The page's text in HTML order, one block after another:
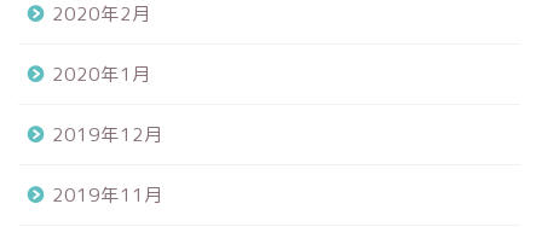
2020年2月
2020年1月
2019年12月
2019年11月